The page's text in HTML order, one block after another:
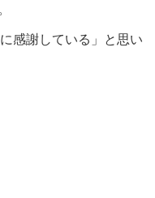
感謝している」と思い